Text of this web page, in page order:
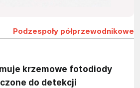
Podzespoły półprzewodnikowe
krzemowe fotodiody
do detekcji